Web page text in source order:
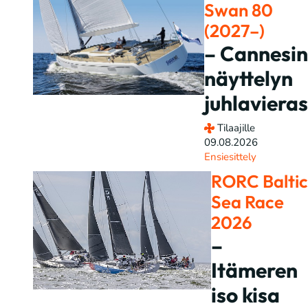
Swan 80
(2027–)
– Cannesin
näyttelyn
juhlavieras
Tilaajille
09.08.2026
Ensiesittely
RORC Baltic
Sea Race
2026
–
Itämeren
iso kisa